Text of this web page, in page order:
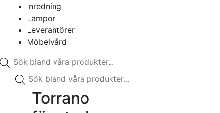
Inredning
Lampor
Leverantörer
Möbelvård
Produktsökning
Produktsökning
Torrano